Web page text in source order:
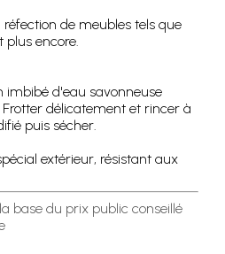
de meubles tels que
plus encore.
imbibé d'eau savonneuse
Frotter délicatement et rincer à
puis sécher.
extérieur, résistant aux
base du prix public conseillé